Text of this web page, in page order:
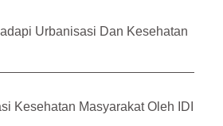
Urbanisasi Dan Kesehatan
Kesehatan Masyarakat Oleh IDI